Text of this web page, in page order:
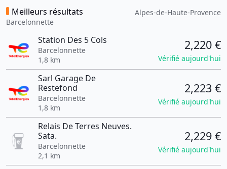
Meilleurs résultats
Barcelonnette
Alpes-de-Haute-Provence
Station Des 5 Cols
Barcelonnette
1,8 km
2,220 €
Vérifié aujourd'hui
Sarl Garage De
Restefond
Barcelonnette
1,8 km
2,223 €
Vérifié aujourd'hui
Relais De Terres Neuves.
Sata.
Barcelonnette
2,1 km
2,229 €
Vérifié aujourd'hui